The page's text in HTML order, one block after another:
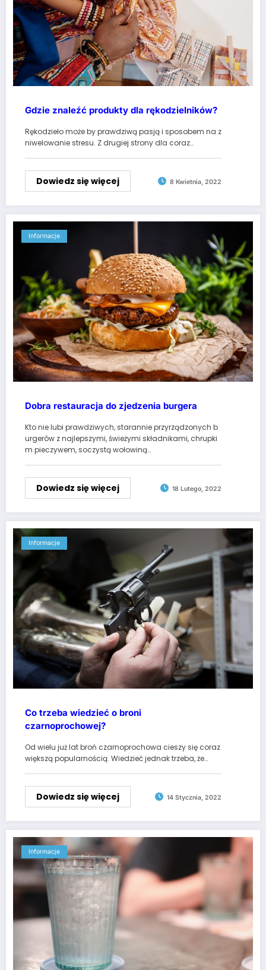
Gdzie znaleźć produkty dla rękodzielników?
Rękodzieło może by prawdziwą pasją i sposobem na z
niwelowanie stresu. Z drugiej strony dla coraz…
Dowiedz się więcej 8 Kwietnia, 2022
Informacje
Dobra restauracja do zjedzenia burgera
Kto nie lubi prawdziwych, starannie przyrządzonych b
urgerów z najlepszymi, świeżymi składnikami, chrupki
m pieczywem, soczystą wołowiną…
Dowiedz się więcej 18 Lutego, 2022
Informacje
Co trzeba wiedzieć o broni
czarnoprochowej?
Od wielu już lat broń czarnoprochowa cieszy się coraz
większą popularnością. Wiedzieć jednak trzeba, że…
Dowiedz się więcej 14 Stycznia, 2022
Informacje